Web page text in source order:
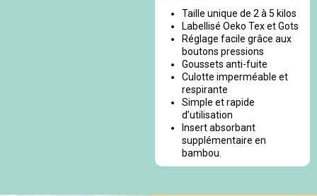
Taille unique de 2 à 5 kilos
Labellisé Oeko Tex et Gots
Réglage facile grâce aux
boutons pressions
Goussets anti-fuite
Culotte imperméable et
respirante
Simple et rapide
d’utilisation
Insert absorbant
supplémentaire en
bambou.